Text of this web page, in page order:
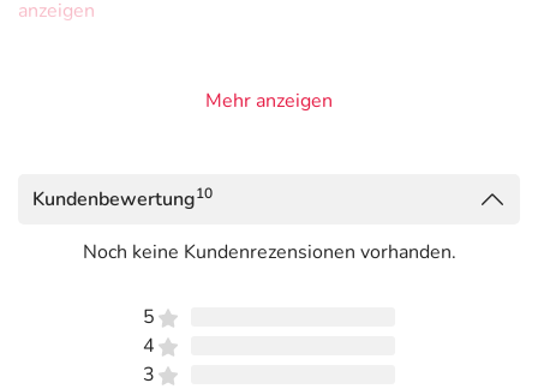
anzeigen
Mehr anzeigen
Kundenbewertung10
Noch keine Kundenrezensionen vorhanden.
5
4
3